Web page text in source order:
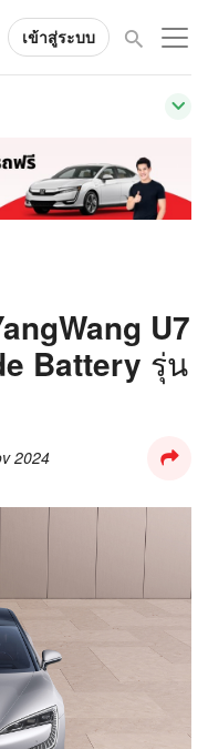
เข้าสู่ระบบ
U7
Battery รุ่น
2024